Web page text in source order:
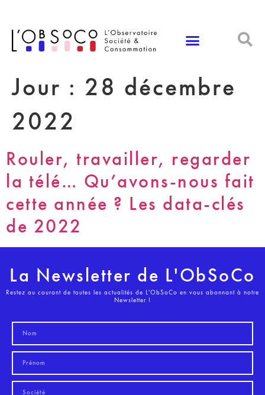
Jour : 28 décembre
2022
Rouler, travailler, regarder
la télé… Qu’avons-nous fait
cette année ? Les data-clés
de 2022
La Newsletter de L'ObSoCo
Restez au courant de toutes les actualités de L'ObSoCo en vous abonnant à notre
Newsletter !